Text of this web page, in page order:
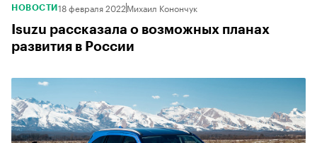
НОВОСТИ 18 февраля 2022Михаил Конончук
Isuzu рассказала о возможных планах
развития в России